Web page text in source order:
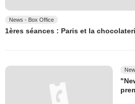
News - Box Office
1ères séances : Paris et la